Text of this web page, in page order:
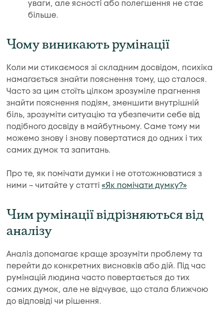
уваги, але ясності або полегшення не стає
більше.
Чому виникають румінації
Коли ми стикаємося зі складним досвідом, психіка
намагається знайти пояснення тому, що сталося.
Часто за цим стоїть цілком зрозуміле прагнення
знайти пояснення подіям, зменшити внутрішній
біль, зрозуміти ситуацію та убезпечити себе від
подібного досвіду в майбутньому. Саме тому ми
можемо знову і знову повертатися до одних і тих
самих думок та запитань.
Про те, як помічати думки і не ототожнюватися з
ними – читайте у статті «Як помічати думку?»
Чим румінації відрізняються від
аналізу
Аналіз допомагає краще зрозуміти проблему та
перейти до конкретних висновків або дій. Під час
румінацій людина часто повертається до тих
самих думок, але не відчуває, що стала ближчою
до відповіді чи рішення.